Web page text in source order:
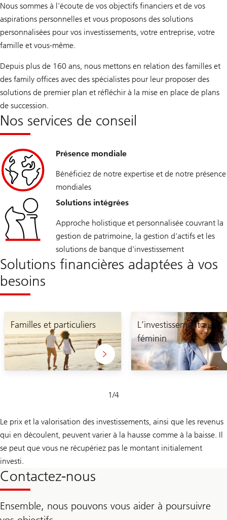
e
s
B
i
l
o
a
r
e
m
i
i
o
n
s
2
5
Nous sommes à l’écoute de vos objectifs financiers et de vos
aspirations personnelles et vous proposons des solutions
personnalisées pour vos investissements, votre entreprise, votre
famille et vous-même.
Depuis plus de 160 ans, nous mettons en relation des familles et
des family offices avec des spécialistes pour leur proposer des
solutions de premier plan et réfléchir à la mise en place de plans
de succession.
Nos services de conseil
Présence mondiale
Bénéficiez de notre expertise et de notre présence
mondiales
Solutions intégrées
Approche holistique et personnalisée couvrant la
gestion de patrimoine, la gestion d'actifs et les
solutions de banque d'investissement
Solutions financières adaptées à vos
besoins
Familles et particuliers
L’investissement au
féminin
1/4
1-
Le prix et la valorisation des investissements, ainsi que les revenus
qui en découlent, peuvent varier à la hausse comme à la baisse. Il
se peut que vous ne récupériez pas le montant initialement
investi.
Contactez-nous
Ensemble, nous pouvons vous aider à poursuivre